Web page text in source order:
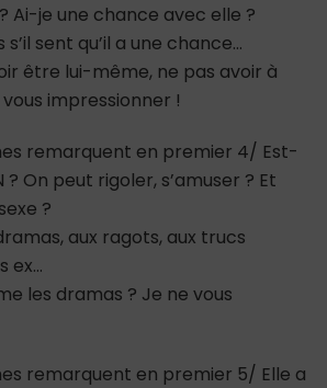
Ai-je une chance avec elle ?
s’il sent qu’il a une chance…
être lui-même, ne pas avoir à
impressionner !
remarquent en premier 4/ Est-
? On peut rigoler, s’amuser ? Et
?
aux ragots, aux trucs
ex…
les dramas ? Je ne vous
remarquent en premier 5/ Elle a